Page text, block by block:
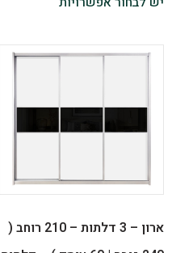
ארון – 3 דלתות – 210 רוחב (